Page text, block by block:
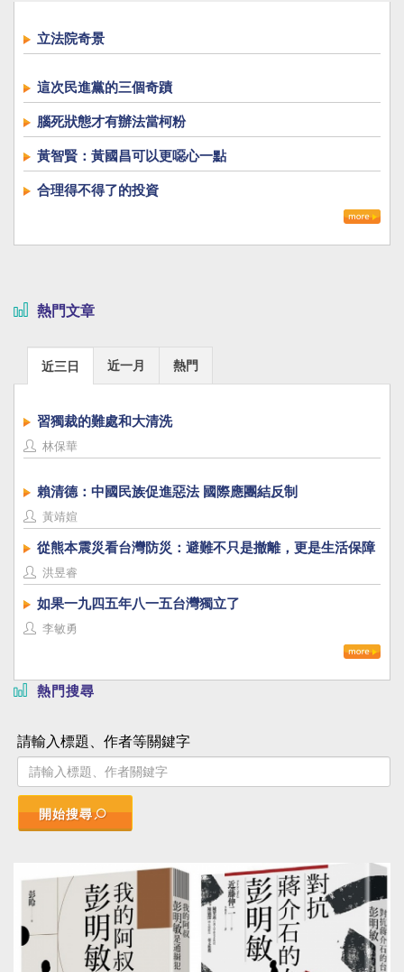
立法院奇景
這次民進黨的三個奇蹟
腦死狀態才有辦法當柯粉
黃智賢：黃國昌可以更噁心一點
合理得不得了的投資
熱門文章
近三日 近一月 熱門
習獨裁的難處和大清洗
林保華
賴清德：中國民族促進惡法 國際應團結反制
黃靖媗
從熊本震災看台灣防災：避難不只是撤離，更是生活保障
洪昱睿
如果一九四五年八一五台灣獨立了
李敏勇
熱門搜尋
請輸入標題、作者等關鍵字
開始搜尋